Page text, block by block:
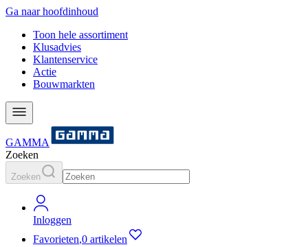
Ga naar hoofdinhoud
Toon hele assortiment
Klusadvies
Klantenservice
Actie
Bouwmarkten
GAMMA
Zoeken
Zoeken
Inloggen
Favorieten,0 artikelen